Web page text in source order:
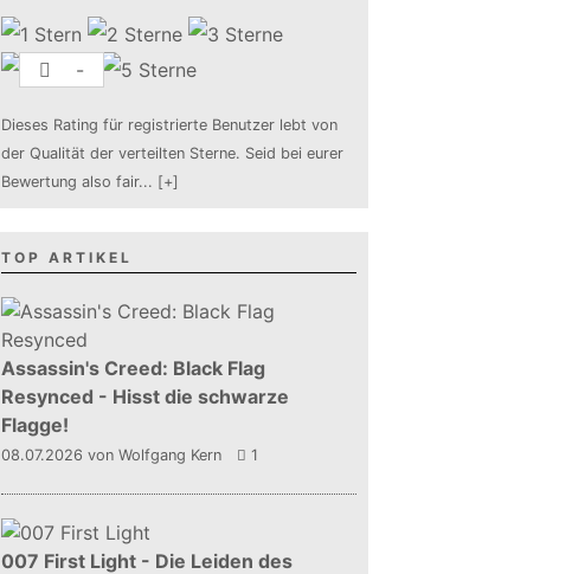
-
Dieses Rating für registrierte Benutzer lebt von
der Qualität der verteilten Sterne. Seid bei eurer
Bewertung also fair... [+]
TOP ARTIKEL
Assassin's Creed: Black Flag
Resynced - Hisst die schwarze
Flagge!
08.07.2026 von Wolfgang Kern 1
007 First Light - Die Leiden des